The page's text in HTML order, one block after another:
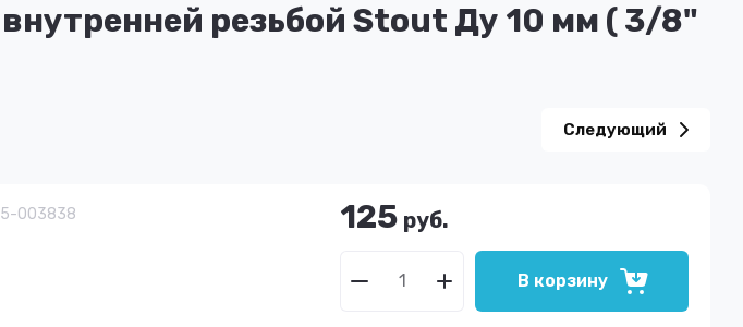
резьбой Stout Ду 10 мм ( 3/8"
Следующий
003838 125 руб.
В корзину